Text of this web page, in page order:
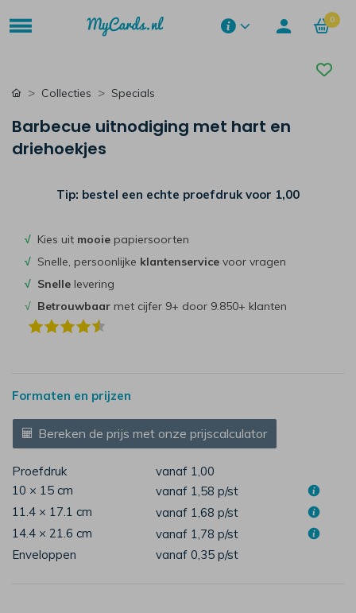
0
Collecties Specials
Barbecue uitnodiging met hart en
driehoekjes
Tip: bestel een echte proefdruk voor 1,00
√ Kies uit mooie papiersoorten
√ Snelle, persoonlijke klantenservice voor vragen
√ Snelle levering
√ Betrouwbaar met cijfer 9+ door 9.850+ klanten
Formaten en prijzen
Bereken de prijs met onze prijscalculator
Proefdruk
vanaf 1,00
10 × 15 cm
vanaf 1,58 p/st
11.4 × 17.1 cm
vanaf 1,68 p/st
14.4 × 21.6 cm
vanaf 1,78 p/st
Enveloppen
vanaf 0,35 p/st